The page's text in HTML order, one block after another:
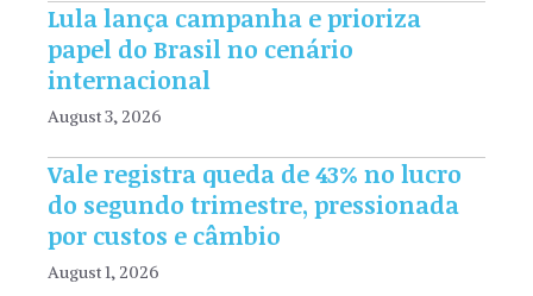
Lula lança campanha e prioriza
papel do Brasil no cenário
internacional
August 3, 2026
Vale registra queda de 43% no lucro
do segundo trimestre, pressionada
por custos e câmbio
August 1, 2026